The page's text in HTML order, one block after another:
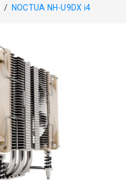
/ NOCTUA NH-U9DX i4